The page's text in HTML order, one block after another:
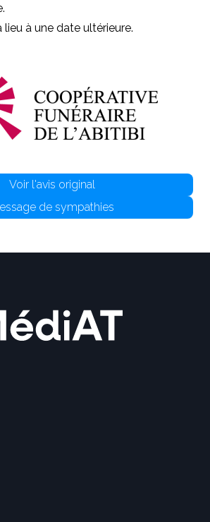
lieu à une date ultérieure.
Voir l'avis original
de sympathies